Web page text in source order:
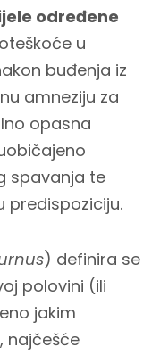
određene
u
buđenja iz
amneziju za
opasna
spavanja te
predispoziciju.
) definira se
polovini (ili
jakim
najčešće